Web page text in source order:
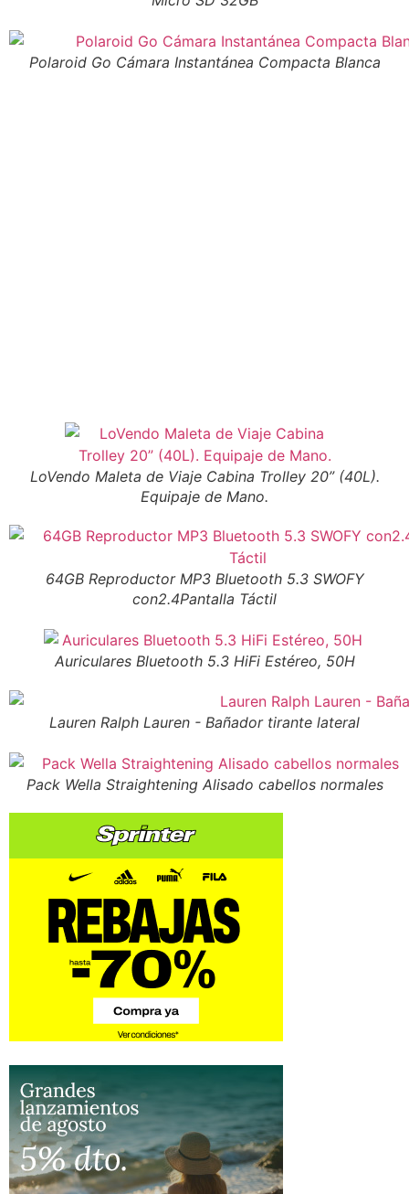
Polaroid Go Cámara Instantánea Compacta Blanca
LoVendo Maleta de Viaje Cabina Trolley 20” (40L).
Equipaje de Mano.
64GB Reproductor MP3 Bluetooth 5.3 SWOFY
con2.4Pantalla Táctil
Auriculares Bluetooth 5.3 HiFi Estéreo, 50H
Lauren Ralph Lauren - Bañador tirante lateral
Pack Wella Straightening Alisado cabellos normales